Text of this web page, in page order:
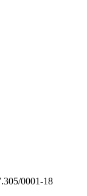
0001-18